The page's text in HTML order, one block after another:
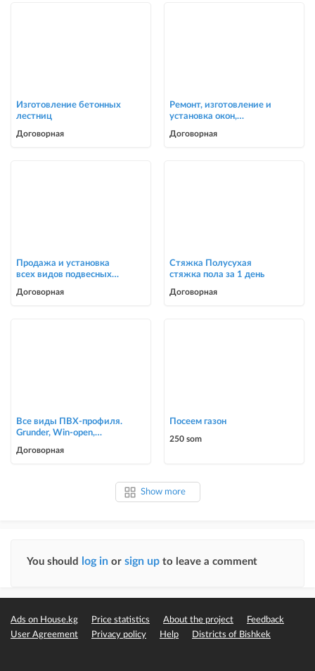
Изготовление бетонных
лестниц
Договорная
Ремонт, изготовление и
установка окон,
Договорная
Продажа и установка
всех видов подвесных
Договорная
Стяжка Полусухая
стяжка пола за 1 день
Договорная
Все виды ПВХ-профиля.
Grunder, Win-open,
Комфорт в осн
Договорная
Посеем газон
250 som
Show more
You should log in or sign up to leave a comment
Ads on House.kg Price statistics About the project
Feedback
User Agreement
Privacy policy Help Districts of Bishkek